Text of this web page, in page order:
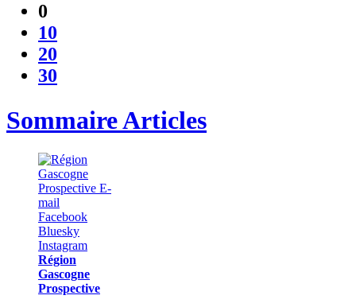
0
10
20
30
Sommaire Articles
Région
Gascogne
Prospective